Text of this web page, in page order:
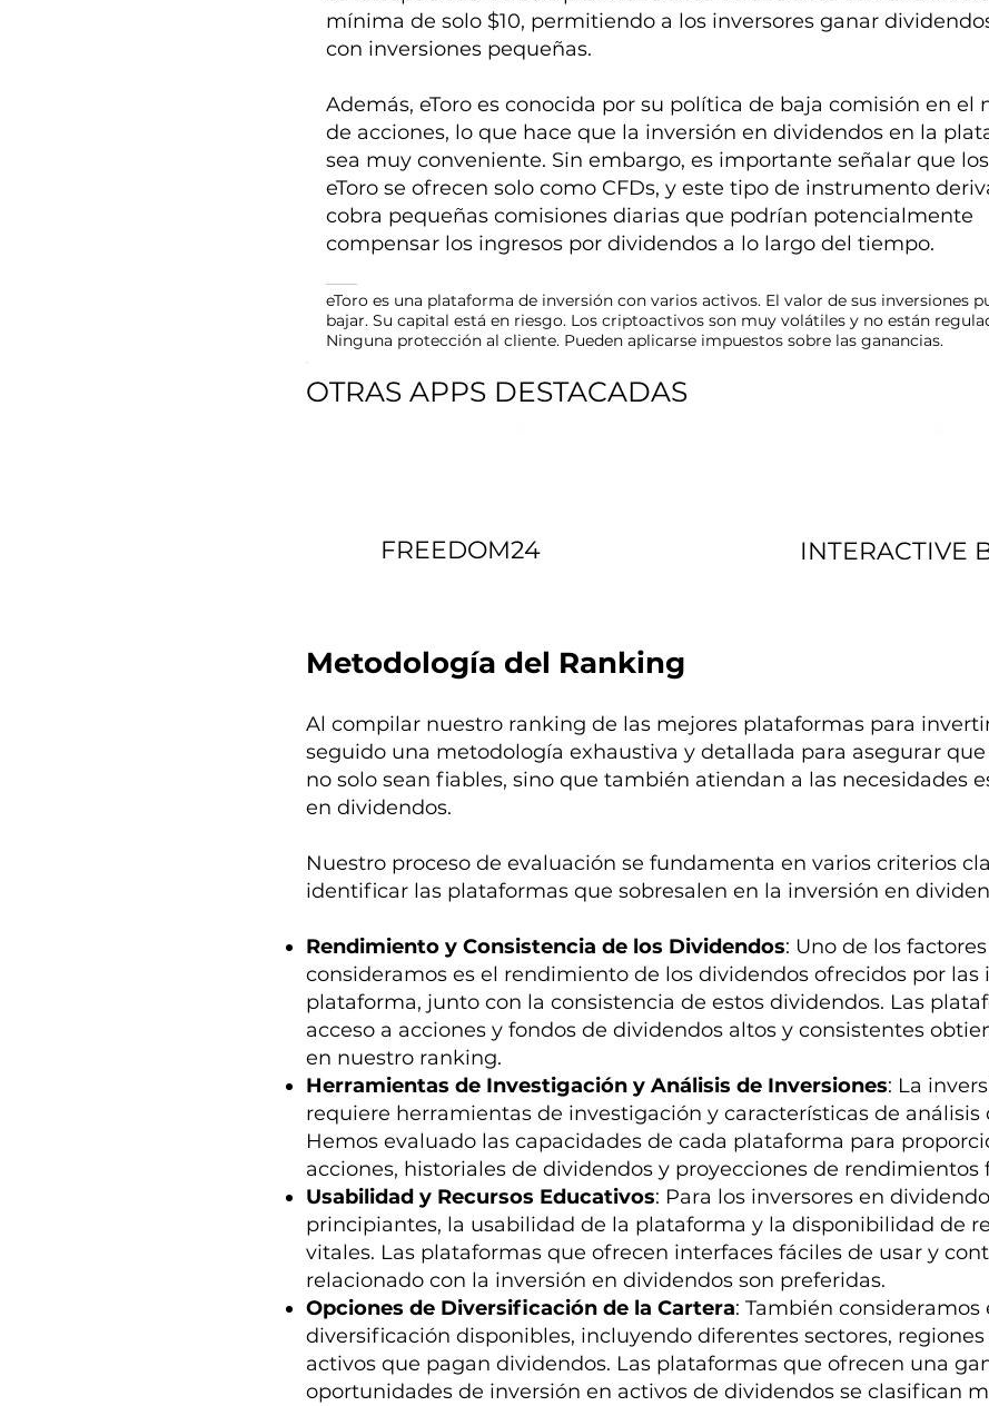
Metodología del Ranking
Al compilar nuestro ranking de las mejores plataformas para
seguido una metodología exhaustiva y detallada para asegurar
no solo sean fiables, sino que también atiendan a las necesidades
en dividendos.
Nuestro proceso de evaluación se fundamenta en varios criterios
identificar las plataformas que sobresalen en la inversión en
Rendimiento y Consistencia de los Dividendos: Uno de los
consideramos es el rendimiento de los dividendos ofrecidos por las
plataforma, junto con la consistencia de estos dividendos. Las
acceso a acciones y fondos de dividendos altos y consistentes
en nuestro ranking.
Herramientas de Investigación y Análisis de Inversiones: La
requiere herramientas de investigación y características de análisis
Hemos evaluado las capacidades de cada plataforma para
acciones, historiales de dividendos y proyecciones de rendimientos
Usabilidad y Recursos Educativos: Para los inversores en
principiantes, la usabilidad de la plataforma y la disponibilidad de
vitales. Las plataformas que ofrecen interfaces fáciles de usar y
relacionado con la inversión en dividendos son preferidas.
Opciones de Diversificación de la Cartera: También
diversificación disponibles, incluyendo diferentes sectores,
activos que pagan dividendos. Las plataformas que ofrecen una
oportunidades de inversión en activos de dividendos se clasifican
OTRAS APPS DESTACADAS
FREEDOM24 INTERACTIVE
mínima de solo $10, permitiendo a los inversores ganar
con inversiones pequeñas.
Además, eToro es conocida por su política de baja comisión en el
de acciones, lo que hace que la inversión en dividendos en la
sea muy conveniente. Sin embargo, es importante señalar que los
eToro se ofrecen solo como CFDs, y este tipo de instrumento
cobra pequeñas comisiones diarias que podrían potencialmente
compensar los ingresos por dividendos a lo largo del tiempo.
eToro es una plataforma de inversión con varios activos. El valor de sus inversiones
bajar. Su capital está en riesgo. Los criptoactivos son muy volátiles y no están
Ninguna protección al cliente. Pueden aplicarse impuestos sobre las ganancias.